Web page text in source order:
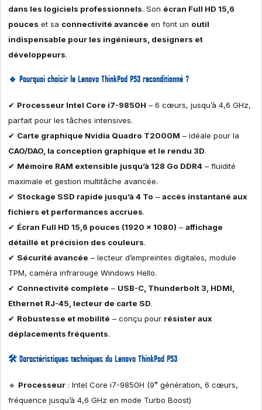
dans les logiciels professionnels. Son écran Full HD 15,6
pouces et sa connectivité avancée en font un outil
indispensable pour les ingénieurs, designers et
développeurs.
🔹 Pourquoi choisir le Lenovo ThinkPad P53 reconditionné ?
✔ Processeur Intel Core i7-9850H – 6 cœurs, jusqu’à 4,6 GHz,
parfait pour les tâches intensives.
✔ Carte graphique Nvidia Quadro T2000M – idéale pour la
CAO/DAO, la conception graphique et le rendu 3D.
✔ Mémoire RAM extensible jusqu’à 128 Go DDR4 – fluidité
maximale et gestion multitâche avancée.
✔ Stockage SSD rapide jusqu’à 4 To –accès instantané aux
fichiers et performances accrues.
✔ Écran Full HD 15,6 pouces (1920 x 1080) –affichage
détaillé et précision des couleurs.
✔ Sécurité avancée – lecteur d’empreintes digitales, module
TPM, caméra infrarouge Windows Hello.
✔ Connectivité complète – USB-C, Thunderbolt 3, HDMI,
Ethernet RJ-45, lecteur de carte SD.
✔ Robustesse et mobilité – conçu pour résister aux
déplacements fréquents.
🛠Caractéristiques techniques du Lenovo ThinkPad P53
🔹 Processeur : Intel Core i7-9850H (9ᵉ génération, 6 cœurs,
fréquence jusqu’à 4,6 GHz en mode Turbo Boost)